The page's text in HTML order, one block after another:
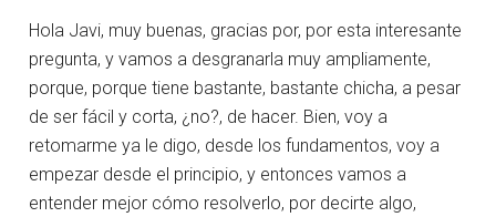
Hola Javi, muy buenas, gracias por, por esta interesante
pregunta, y vamos a desgranarla muy ampliamente,
porque, porque tiene bastante, bastante chicha, a pesar
de ser fácil y corta, ¿no?, de hacer. Bien, voy a
retomarme ya le digo, desde los fundamentos, voy a
empezar desde el principio, y entonces vamos a
entender mejor cómo resolverlo, por decirte algo,